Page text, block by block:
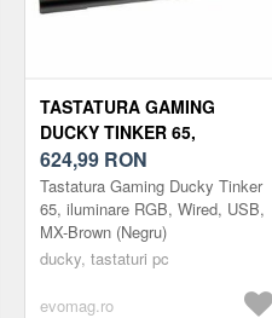
TASTATURA GAMING
DUCKY TINKER 65,
ILUMINARE RGB, WIRED,
USB, MX-BROWN (NEGRU)
624,99 RON
Tastatura Gaming Ducky Tinker
65, iluminare RGB, Wired, USB,
MX-Brown (Negru)
ducky, tastaturi pc
evomag.ro